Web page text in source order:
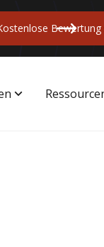
Bewertung